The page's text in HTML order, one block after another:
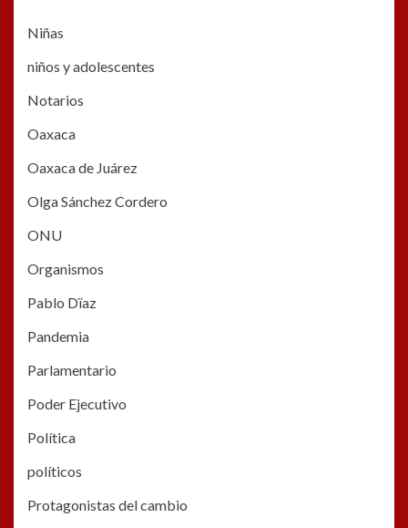
Niñas
niños y adolescentes
Notarios
Oaxaca
Oaxaca de Juárez
Olga Sánchez Cordero
ONU
Organismos
Pablo Dïaz
Pandemia
Parlamentario
Poder Ejecutivo
Política
políticos
Protagonistas del cambio